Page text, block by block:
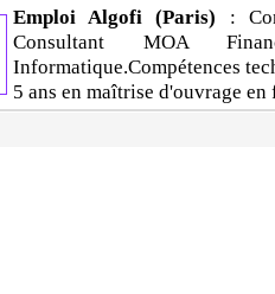
Emploi Algofi (Paris) :
Consultant MOA
Informatique.Compétences
5 ans en maîtrise d'ouvrage en